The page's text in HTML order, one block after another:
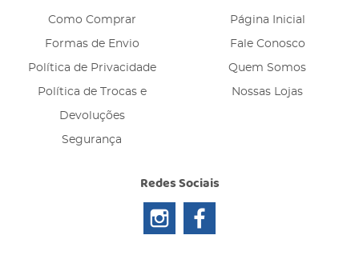
Como Comprar
Formas de Envio
Política de Privacidade
Política de Trocas e
Devoluções
Segurança
Página Inicial
Fale Conosco
Quem Somos
Nossas Lojas
Redes Sociais